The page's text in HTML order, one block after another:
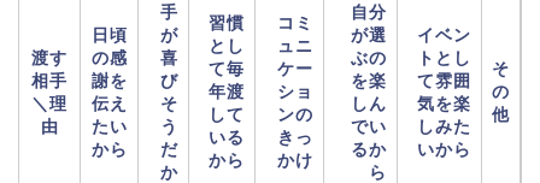
渡す
相手
＼理
由
日頃
の感
謝を
伝え
たい
から
手
が
喜
び
そ
う
だ
か
習慣
とし
て毎
年渡
して
いる
から
コミ
ュニ
ケー
ショ
ンの
きっ
かけ
自分
が選
ぶの
を楽
しん
でい
るか
ら
イベン
トとし
て雰囲
気を楽
しみた
いから
そ
の
他